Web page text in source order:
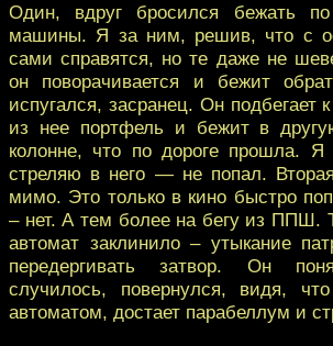
Один, вдруг бросился бежать
машины. Я за ним, решив, что с
сами справятся, но те даже не
он поворачивается и бежит
испугался, засранец. Он подбегает
из нее портфель и бежит в
колонне, что по дороге прошла.
стреляю в него — не попал.
мимо. Это только в кино быстро
– нет. А тем более на бегу из ППШ.
автомат заклинило – утыкание
передергивать затвор. Он
случилось, повернулся, видя,
автоматом, достает парабеллум и